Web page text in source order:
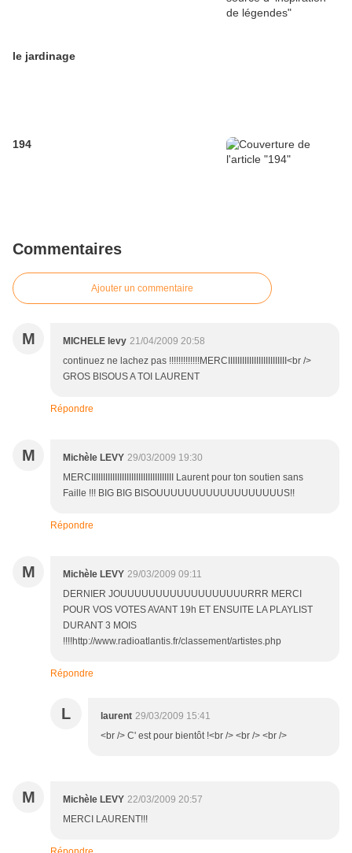
le jardinage
194
Commentaires
Ajouter un commentaire
M MICHELE levy 21/04/2009 20:58
continuez ne lachez pas !!!!!!!!!!!!!MERCIIIIIIIIIIIIIIIIIIIIIIIII<br />
GROS BISOUS A TOI LAURENT
Répondre
M Michèle LEVY 29/03/2009 19:30
MERCIIIIIIIIIIIIIIIIIIIIIIIIIIIIIIIIIII Laurent pour ton soutien sans
Faille !!! BIG BIG BISOUUUUUUUUUUUUUUUUUUS!!
Répondre
M Michèle LEVY 29/03/2009 09:11
DERNIER JOUUUUUUUUUUUUUUUUUURRR MERCI
POUR VOS VOTES AVANT 19h ET ENSUITE LA PLAYLIST
DURANT 3 MOIS
!!!!http://www.radioatlantis.fr/classement/artistes.php
Répondre
L laurent 29/03/2009 15:41
<br /> C' est pour bientôt !<br /> <br /> <br />
M Michèle LEVY 22/03/2009 20:57
MERCI LAURENT!!!